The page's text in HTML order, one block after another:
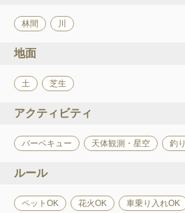
林間 川
地面
土 芝生
アクティビティ
バーベキュー 天体観測・星空 釣り
ルール
ペットOK 花火OK 車乗り入れOK